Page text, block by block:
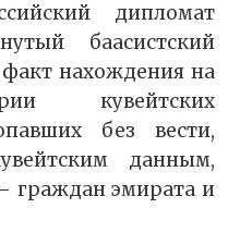
дипломат
баасистский
нахождения на
кувейтских
без вести,
данным,
граждан эмирата и